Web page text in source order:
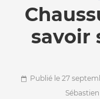
savoir
Publié le 27
Sébastien